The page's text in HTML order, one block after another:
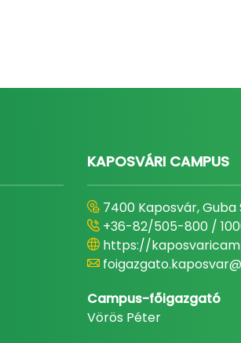
KAPOSVÁRI CAMPUS
7400 Kaposvár, Guba
+36-82/505-800 /
https://
Campus-főigazgató
Vörös Péter